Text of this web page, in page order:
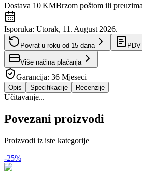
Dostava 10 KMBrzom poštom ili
Isporuka: Utorak, 11. August 2026.
Povrat u roku od 15 dana
Više načina plaćanja
Garancija: 36 Mjeseci
Opis Specifikacije Recenzije
Učitavanje...
Povezani proizvodi
Proizvodi iz iste kategorije
-25%